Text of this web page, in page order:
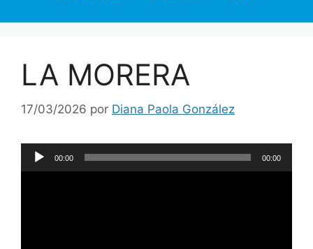
LA MORERA
17/03/2026 por Diana Paola González
Reproductor
de
00:00 00:00